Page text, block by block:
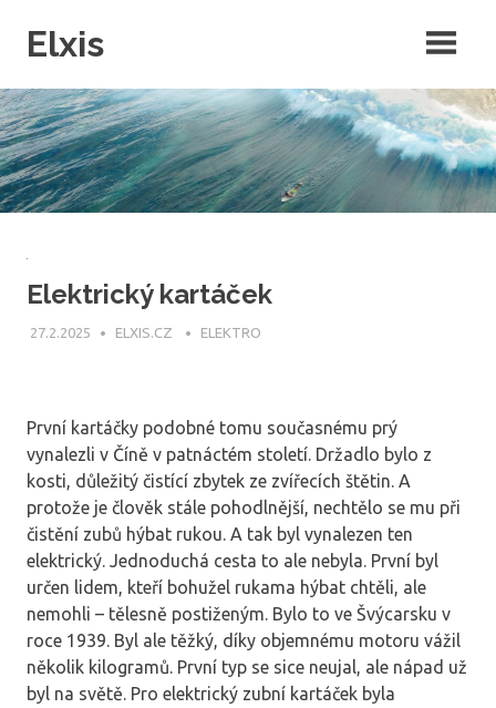
Elxis
intenretový magazín, ve kterém by byly rubriky pro každého? Přesně
to jsme pro vás udělali a navíc do něj můžete publikovat i vy!
Elektrický kartáček
27.2.2025 ELXIS.CZ ELEKTRO
První kartáčky podobné tomu současnému prý
vynalezli v Číně v patnáctém století. Držadlo bylo z
kosti, důležitý čistící zbytek ze zvířecích štětin. A
protože je člověk stále pohodlnější, nechtělo se mu při
čistění zubů hýbat rukou. A tak byl vynalezen ten
elektrický. Jednoduchá cesta to ale nebyla. První byl
určen lidem, kteří bohužel rukama hýbat chtěli, ale
nemohli – tělesně postiženým. Bylo to ve Švýcarsku v
roce 1939. Byl ale těžký, díky objemnému motoru vážil
několik kilogramů. První typ se sice neujal, ale nápad už
byl na světě. Pro elektrický zubní kartáček byla